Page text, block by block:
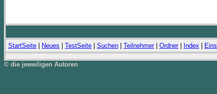
StartSeite Neues TestSeite Suchen Teilnehmer| Ordner| Index
© die jeweiligen Autoren